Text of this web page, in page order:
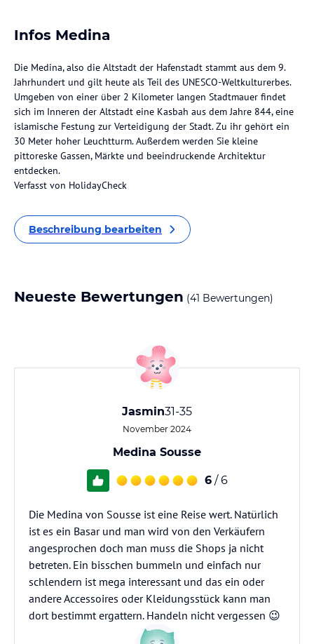
Infos Medina
Die Medina, also die Altstadt der Hafenstadt stammt aus dem 9.
Jahrhundert und gilt heute als Teil des UNESCO-Weltkulturerbes.
Umgeben von einer über 2 Kilometer langen Stadtmauer findet
sich im Inneren der Altstadt eine Kasbah aus dem Jahre 844, eine
islamische Festung zur Verteidigung der Stadt. Zu ihr gehört ein
30 Meter hoher Leuchtturm. Außerdem werden Sie kleine
pittoreske Gassen, Märkte und beeindruckende Architektur
entdecken.
Verfasst von HolidayCheck
Beschreibung bearbeiten
Neueste Bewertungen (41 Bewertungen)
Jasmin31-35
November 2024
Medina Sousse
6 / 6
Die Medina von Sousse ist eine Reise wert. Natürlich
ist es ein Basar und man wird von den Verkäufern
angesprochen doch man muss die Shops ja nicht
betreten. Ein bisschen bummeln und einfach nur
schlendern ist mega interessant und das ein oder
andere Accessoires oder Kleidungsstück kann man
dort bestimmt ergattern. Handeln nicht vergessen 😉